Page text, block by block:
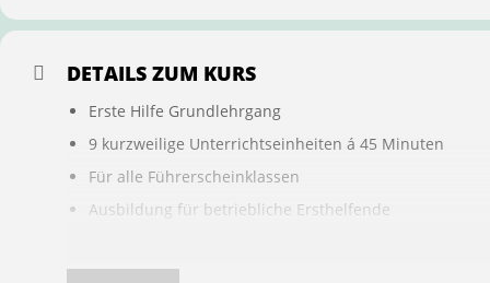
DETAILS ZUM KURS
Erste Hilfe Grundlehrgang
9 kurzweilige Unterrichtseinheiten á 45 Minuten
Für alle Führerscheinklassen
Ausbildung für betriebliche Ersthelfende